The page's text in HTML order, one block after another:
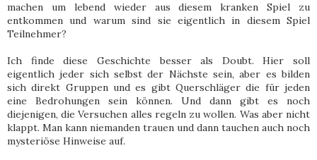
machen um lebend wieder aus diesem kranken Spiel zu
entkommen und warum sind sie eigentlich in diesem Spiel
Teilnehmer?
Ich finde diese Geschichte besser als Doubt. Hier soll
eigentlich jeder sich selbst der Nächste sein, aber es bilden
sich direkt Gruppen und es gibt Querschläger die für jeden
eine Bedrohungen sein können. Und dann gibt es noch
diejenigen, die Versuchen alles regeln zu wollen. Was aber nicht
klappt. Man kann niemanden trauen und dann tauchen auch noch
mysteriöse Hinweise auf.